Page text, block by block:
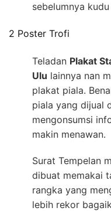
sebelumnya
2 Poster Trofi
Teladan Plakat
Ulu lainnya nan
plakat piala.
piala yang dijual
mengonsumsi
makin menawan.
Surat Tempelan
dibuat memakai
rangka yang
lebih rekor